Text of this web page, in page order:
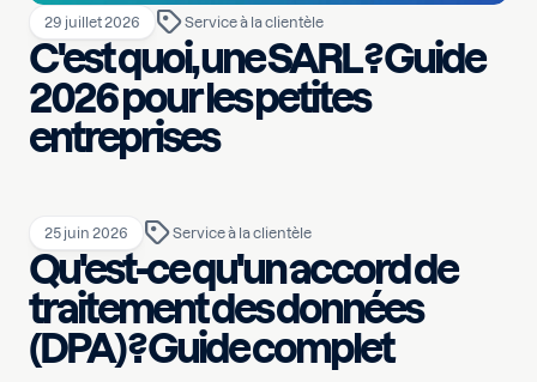
29 juillet 2026 Service à la clientèle
C'est quoi, une SARL ? Guide
2026 pour les petites
entreprises
25 juin 2026 Service à la clientèle
Qu'est-ce qu'un accord de
traitement des données
(DPA) ? Guide complet